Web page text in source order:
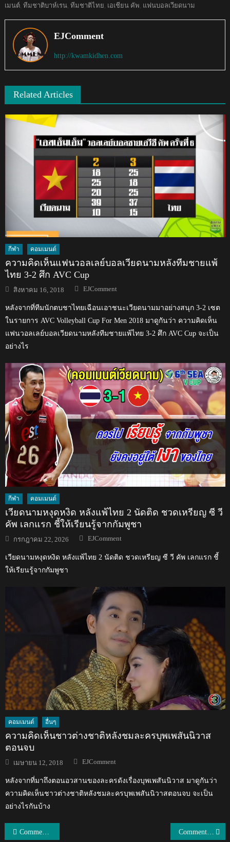
เมนต์, ทีมชาติบาห์เรน, ทีมชาติไทย เอเชียน คัพ แฟนบอลเวียดนาม
EJComment
http://kwamkidhen.com
Related Articles
กีฬา คอมเมนต์
ความคิดเห็นแฟนวอลเลย์บอลเวียดนามหลังทีมชายแพ้
ไทย 3-2 ศึก AVC Cup
Posted
on
สิงหาคม 16, 2018 Author
EJComment
หลังจากที่ทีมนักตบชาไทยเฉือนเอาชนะเวียดนามมาอย่างสนุก 3-2 เซต
ในรายการ AVC Volleyball Cup For Men 2018 มาดูกันว่า ความคิดเห็น
แฟนวอลเลย์บอลเวียดนามหลังทีมชายแพ้ไทย 3-2 ศึก AVC Cup จะเป็น
อย่างไร
กีฬา คอมเมนต์
เวียดนามหงุดหงิด หลังแพ้ไทย 2 นัดติด ชวดเหรียญ ซี วี
คัพ เลกแรก ชี้ให้เรียนรู้จากกัมพูชา
Posted
on
กรกฎาคม 22, 2026 Author
EJComment
เวียดนามหงุดหงิด หลังแพ้ไทย 2 นัดติด ชวดเหรียญ ซี วี คัพ เลกแรก ชี้
ให้เรียนรู้จากกัมพูชา
คอมเมนต์ อื่นๆ
ความคิดเห็นชาวต่างชาติหลังชมละครบุพเพสันนิวาส
ตอนจบ
Posted
on
เมษายน 12, 2018 Author
EJComment
หลังจากที่มาถึงตอนอวสานของละครดังเรื่องบุพเพสันนิวาส มาดูกันว่า
ความคิดเห็นชาวต่างชาติหลังชมละครบุพเพสันนิวาสตอนจบ จะเป็น
อย่างไรกันบ้าง
แนะแนว
Comment แฟนบอลอินเดียหลังอินเดียแพ้ยูเออี 0-2 ในศึกเอเชียน คัพ Comment แฟนบอลเวียดนามหลังแพ้อิหร่าน 0-2 ในนัดที่สอง เอเชียน คัพ 2019